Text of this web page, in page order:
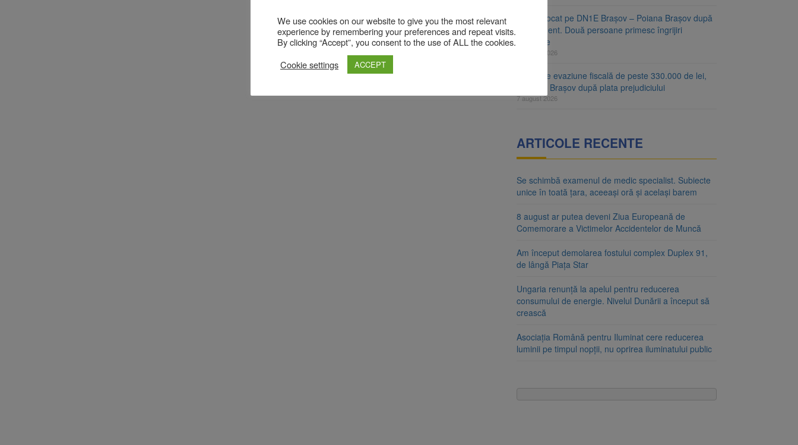
Trafic blocat pe DN1E Brașov – Poiana Brașov după
un accident. Două persoane primesc îngrijiri
medicale
7 august 2026
Dosar de evaziune fiscală de peste 330.000 de lei,
clasat la Brașov după plata prejudiciului
7 august 2026
ARTICOLE RECENTE
Se schimbă examenul de medic specialist. Subiecte
unice în toată țara, aceeași oră și același barem
8 august ar putea deveni Ziua Europeană de
Comemorare a Victimelor Accidentelor de Muncă
Am început demolarea fostului complex Duplex 91,
de lângă Piața Star
Ungaria renunță la apelul pentru reducerea
consumului de energie. Nivelul Dunării a început să
crească
Asociația Română pentru Iluminat cere reducerea
luminii pe timpul nopții, nu oprirea iluminatului public
We use cookies on our website to give you the most relevant
experience by remembering your preferences and repeat visits.
By clicking “Accept”, you consent to the use of ALL the cookies.
Cookie settings
ACCEPT